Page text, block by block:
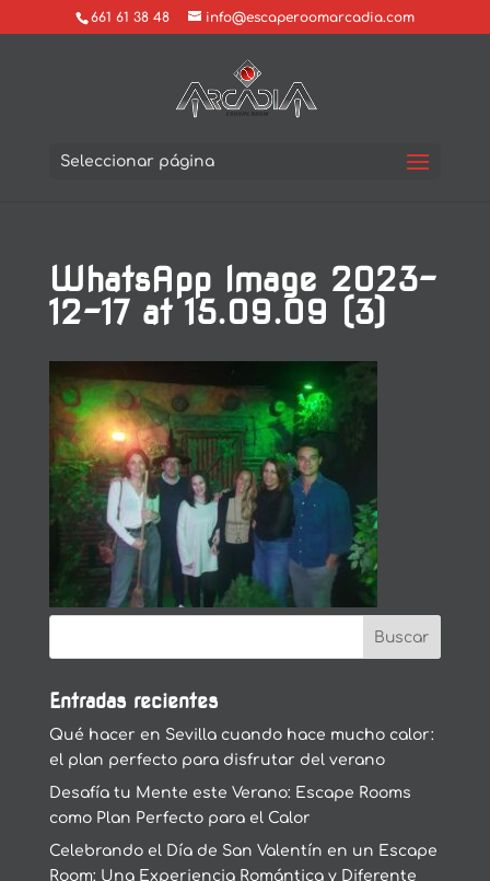
661 61 38 48 info@escaperoomarcadia.com
Seleccionar página
WhatsApp Image 2023-
12-17 at 15.09.09 (3)
Entradas recientes
Qué hacer en Sevilla cuando hace mucho calor:
el plan perfecto para disfrutar del verano
Desafía tu Mente este Verano: Escape Rooms
como Plan Perfecto para el Calor
Celebrando el Día de San Valentín en un Escape
Room: Una Experiencia Romántica y Diferente